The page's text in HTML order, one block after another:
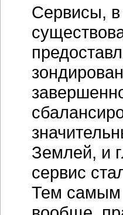
Сервисы,
Землей, и
сервис
Тем самым